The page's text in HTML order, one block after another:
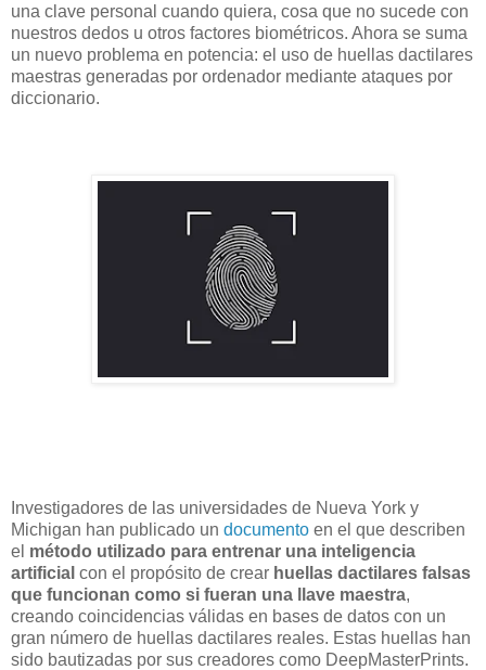
una clave personal cuando quiera, cosa que no sucede con
nuestros dedos u otros factores biométricos. Ahora se suma
un nuevo problema en potencia: el uso de huellas dactilares
maestras generadas por ordenador mediante ataques por
diccionario.
Investigadores de las universidades de Nueva York y
Michigan han publicado un documento en el que describen
el método utilizado para entrenar una inteligencia
artificial con el propósito de crear huellas dactilares falsas
que funcionan como si fueran una llave maestra,
creando coincidencias válidas en bases de datos con un
gran número de huellas dactilares reales. Estas huellas han
sido bautizadas por sus creadores como DeepMasterPrints.